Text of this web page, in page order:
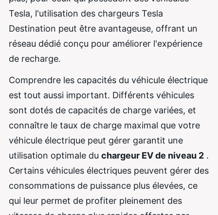
Tesla, l'utilisation des chargeurs Tesla
Destination peut être avantageuse, offrant un
réseau dédié conçu pour améliorer l'expérience
de recharge.
Comprendre les capacités du véhicule électrique
est tout aussi important. Différents véhicules
sont dotés de capacités de charge variées, et
connaître le taux de charge maximal que votre
véhicule électrique peut gérer garantit une
utilisation optimale du chargeur EV de niveau 2 .
Certains véhicules électriques peuvent gérer des
consommations de puissance plus élevées, ce
qui leur permet de profiter pleinement des